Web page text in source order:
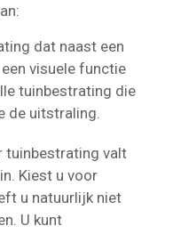
dat naast een
visuele functie
tuinbestrating die
de uitstraling.
tuinbestrating valt
Kiest u voor
u natuurlijk niet
U kunt